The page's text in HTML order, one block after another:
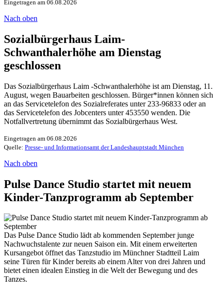
Eingetragen am 06.08.2026
Nach oben
Sozialbürgerhaus Laim-
Schwanthalerhöhe am Dienstag
geschlossen
Das Sozialbürgerhaus Laim -Schwanthalerhöhe ist am Dienstag, 11.
August, wegen Bauarbeiten geschlossen. Bürger*innen können sich
an das Servicetelefon des Sozialreferates unter 233-96833 oder an
das Servicetelefon des Jobcenters unter 453550 wenden. Die
Notfallvertretung übernimmt das Sozialbürgerhaus West.
Eingetragen am 06.08.2026
Quelle: Presse- und Informationsamt der Landeshauptstadt München
Nach oben
Pulse Dance Studio startet mit neuem
Kinder-Tanzprogramm ab September
Das Pulse Dance Studio lädt ab kommenden September junge
Nachwuchstalente zur neuen Saison ein. Mit einem erweiterten
Kursangebot öffnet das Tanzstudio im Münchner Stadtteil Laim
seine Türen für Kinder bereits ab einem Alter von drei Jahren und
bietet einen idealen Einstieg in die Welt der Bewegung und des
Tanzes.